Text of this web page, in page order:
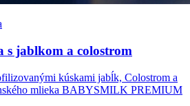
s jablkom a colostrom
kúskami jabĺk, Colostrom a
mlieka BABYSMILK PREMIUM